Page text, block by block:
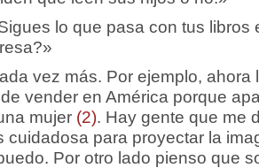
lo que pasa con tus libros
vez más. Por ejemplo, ahora
vender en América porque
mujer (2). Hay gente que me
cuidadosa para proyectar la
Por otro lado pienso que